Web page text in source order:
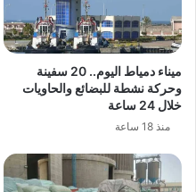
ميناء دمياط اليوم.. 20 سفينة
وحركة نشطة للبضائع والحاويات
خلال 24 ساعة
منذ 18 ساعة